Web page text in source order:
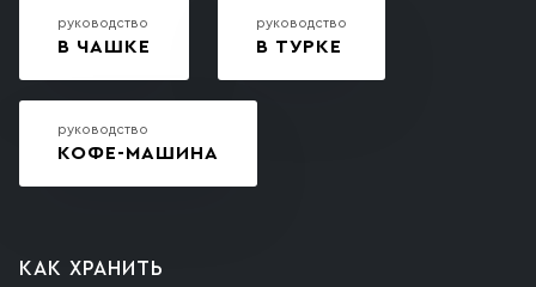
руководство
В ЧАШКЕ
руководство
В ТУРКЕ
руководство
КОФЕ-МАШИНА
КАК ХРАНИТЬ